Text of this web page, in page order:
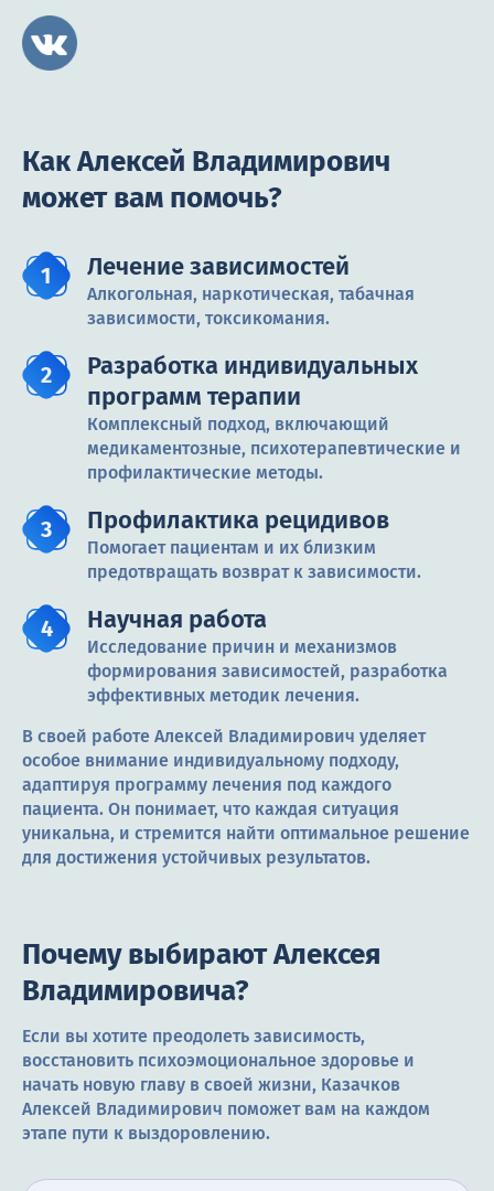
Как Алексей Владимирович
может вам помочь?
Лечение зависимостей
Алкогольная, наркотическая, табачная
зависимости, токсикомания.
Разработка индивидуальных
программ терапии
Комплексный подход, включающий
медикаментозные, психотерапевтические и
профилактические методы.
Профилактика рецидивов
Помогает пациентам и их близким
предотвращать возврат к зависимости.
Научная работа
Исследование причин и механизмов
формирования зависимостей, разработка
эффективных методик лечения.
В своей работе Алексей Владимирович уделяет
особое внимание индивидуальному подходу,
адаптируя программу лечения под каждого
пациента. Он понимает, что каждая ситуация
уникальна, и стремится найти оптимальное решение
для достижения устойчивых результатов.
Почему выбирают Алексея
Владимировича?
Если вы хотите преодолеть зависимость,
восстановить психоэмоциональное здоровье и
начать новую главу в своей жизни, Казачков
Алексей Владимирович поможет вам на каждом
этапе пути к выздоровлению.